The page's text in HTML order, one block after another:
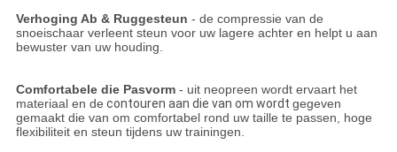
Verhoging Ab & Ruggesteun - de compressie van de
snoeischaar verleent steun voor uw lagere achter en helpt u aan
bewuster van uw houding.
Comfortabele die Pasvorm- uit neopreen wordt ervaart het
materiaal en de contouren aan die van om wordt gegeven
gemaakt die van om comfortabel rond uw taille te passen, hoge
flexibiliteit en steun tijdens uw trainingen.